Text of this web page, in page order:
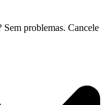
Sem problemas. Cancele